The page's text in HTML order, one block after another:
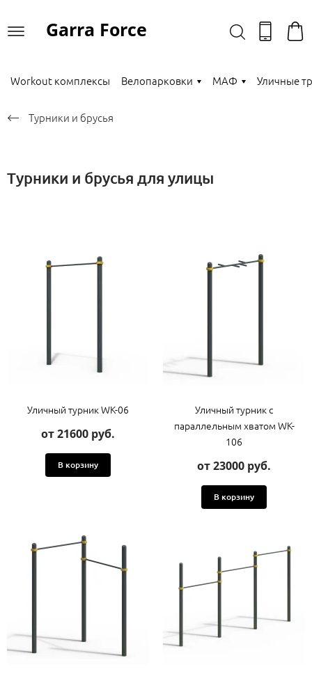
Garra Force
Workout комплексы Велопарковки МАФ Уличные
Турники и брусья
Турники и брусья для улицы
Уличный турник WK-06
от 21600 руб.
В корзину
Уличный турник с
параллельным хватом WK-
106
от 23000 руб.
В корзину